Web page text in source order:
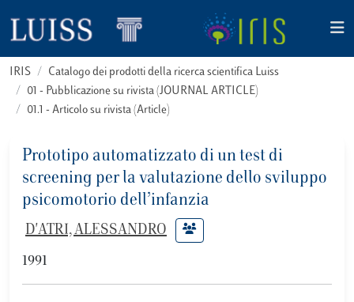
IRIS
Catalogo dei prodotti della ricerca scientifica Luiss
01 - Pubblicazione su rivista (JOURNAL ARTICLE)
01.1 - Articolo su rivista (Article)
Prototipo automatizzato di un test di
screening per la valutazione dello sviluppo
psicomotorio dell’infanzia
D'ATRI, ALESSANDRO
1991